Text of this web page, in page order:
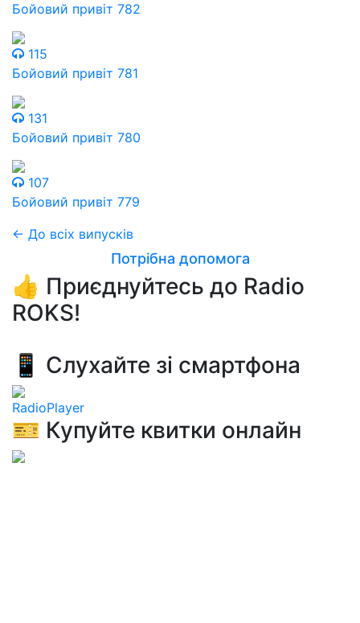
Бойовий привіт 782
115
Бойовий привіт 781
131
Бойовий привіт 780
107
Бойовий привіт 779
← До всіх випусків
Потрібна допомога
👍 Приєднуйтесь до Radio
ROKS!
📱 Слухайте зі смартфона
RadioPlayer
🎫 Купуйте квитки онлайн